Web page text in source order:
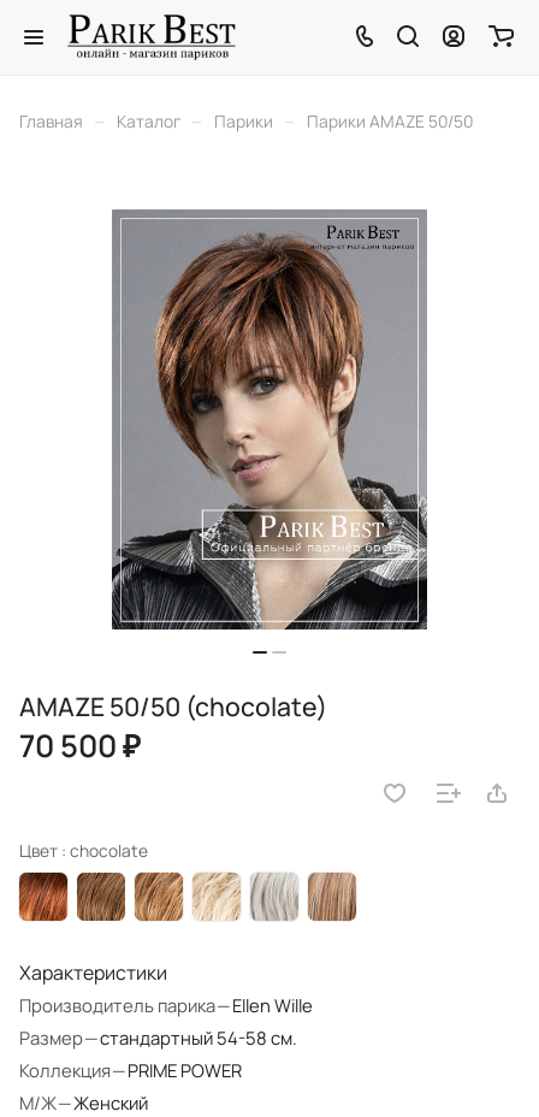
Главная – Каталог – Парики – Парики AMAZE 50/50
AMAZE 50/50 (chocolate)
70 500 ₽
Цвет : chocolate
Характеристики
Производитель парика—Ellen Wille
Размер—стандартный 54-58 см.
Коллекция—PRIME POWER
М/Ж—Женский